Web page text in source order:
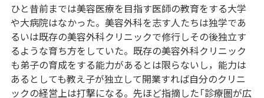
ひと昔前までは美容医療を目指す医師の教育をする大学
や大病院はなかった。美容外科を志す人たちは独学であ
るいは既存の美容外科クリニックで修行しその後独立す
るような育ち方をしていた。既存の美容外科クリニック
も弟子の育成をする能力があるとは限らないし，能力は
あるとしても教え子が独立して開業すれば自分のクリニ
ックの経営上は打撃になる。先ほど指摘した「診療圏が広